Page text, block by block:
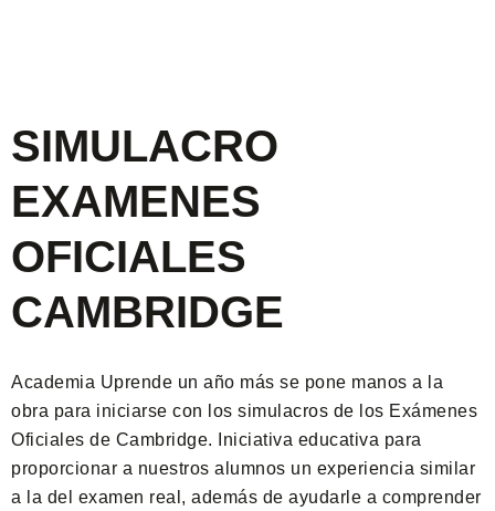
SIMULACRO
EXAMENES
OFICIALES
CAMBRIDGE
Academia Uprende un año más se pone manos a la
obra para iniciarse con los simulacros de los Exámenes
Oficiales de Cambridge. Iniciativa educativa para
proporcionar a nuestros alumnos un experiencia similar
a la del examen real, además de ayudarle a comprender